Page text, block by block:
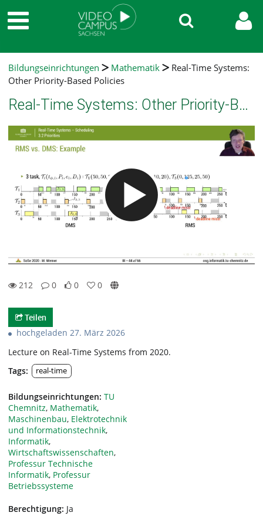
Bildungseinrichtungen Mathematik
Real-Time Systems:
Other Priority-Based Policies
Real-Time Systems: Other Priority-Based Policies
212
0
0
0
Teilen
hochgeladen 27. März 2026
Lecture on Real-Time Systems from 2020.
Tags:
real-time
Bildungseinrichtungen: TU
Chemnitz, Mathematik,
Maschinenbau, Elektrotechnik
und Informationstechnik,
Informatik,
Wirtschaftswissenschaften,
Professur Technische
Informatik, Professur
Betriebssysteme
Berechtigung: Ja